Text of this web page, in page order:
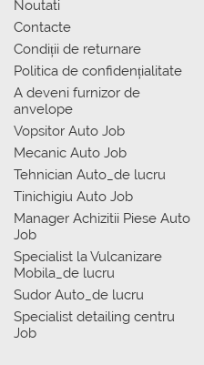
Noutati
Contacte
Condiții de returnare
Politica de confidențialitate
A deveni furnizor de
anvelope
Vopsitor Auto Job
Mecanic Auto Job
Tehnician Auto_de lucru
Tinichigiu Auto Job
Manager Achizitii Piese Auto
Job
Specialist la Vulcanizare
Mobila_de lucru
Sudor Auto_de lucru
Specialist detailing centru
Job